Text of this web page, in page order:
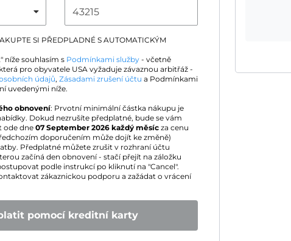
SI PŘEDPLADNÉ S AUTOMATICKÝM
níže souhlasím s Podmínkami služby - včetně
pro obyvatele USA vyžaduje závaznou arbitřáž -
údajů, Zásadami zrušení účtu a Podmínkami
uvedenými níže.
obnovení: Prvotní minimální částka nákupu je
Dokud nezrušíte předplatné, bude se vám
ode dne 07 September 2026 každý měsíc za cenu
doporučením může dojít ke změně)
Předplatné můžete zrušit v rozhraní účtu
začíná den obnovení - stačí přejít na záložku
podle instrukcí po kliknutí na "Cancel".
zákaznickou podporu a zažádat o vrácení
pomocí kreditní karty